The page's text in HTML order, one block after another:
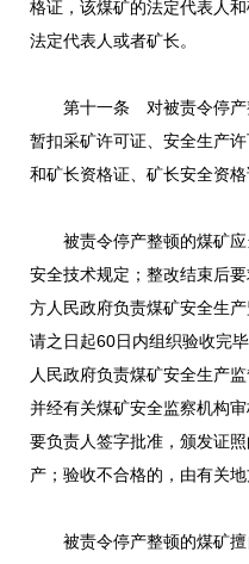
格证，该煤矿的法定代表人
法定代表人或者矿长。
第十一条 对被责令停产
暂扣采矿许可证、安全生产
和矿长资格证、矿长安全资格
被责令停产整顿的煤矿应
安全技术规定；整改结束后
方人民政府负责煤矿安全生
请之日起60日内组织验收完
人民政府负责煤矿安全生产
并经有关煤矿安全监察机构
要负责人签字批准，颁发证
产；验收不合格的，由有关
被责令停产整顿的煤矿擅